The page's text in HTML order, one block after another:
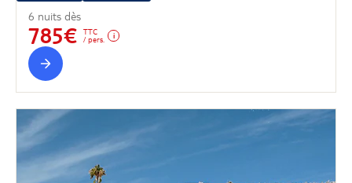
6 nuits dès
785€
TTC
/ pers.